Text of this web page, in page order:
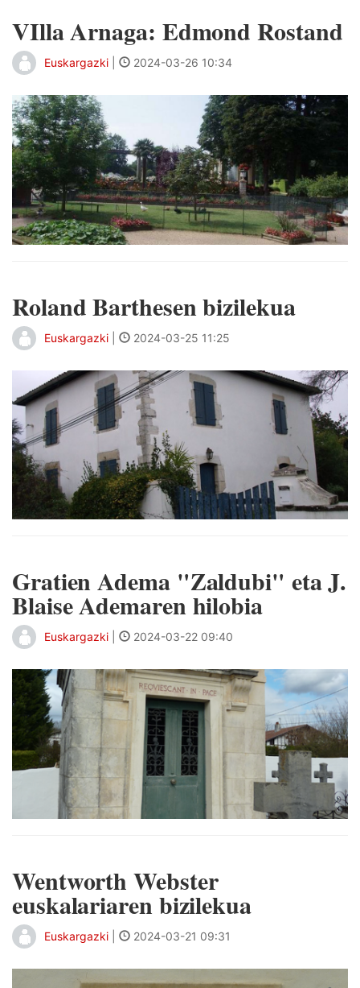
VIlla Arnaga: Edmond Rostand
Euskargazki 2024-03-26 10:34
Roland Barthesen bizilekua
Euskargazki 2024-03-25 11:25
Gratien Adema "Zaldubi" eta J.
Blaise Ademaren hilobia
Euskargazki 2024-03-22 09:40
Wentworth Webster
euskalariaren bizilekua
Euskargazki 2024-03-21 09:31